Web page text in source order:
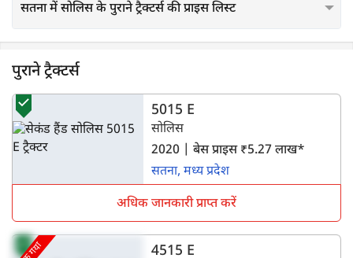
सतना में सोलिस के पुराने ट्रैक्टर्स की प्राइस लिस्ट
पुराने ट्रैक्टर्स
5015 E
सोलिस
2020 | बेस प्राइस ₹5.27 लाख*
सतना, मध्य प्रदेश
अधिक जानकारी प्राप्त करें
4515 E